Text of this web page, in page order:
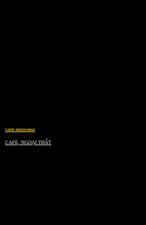
CAFE INDOCHINA
CAFE, NGOẠI THẤT